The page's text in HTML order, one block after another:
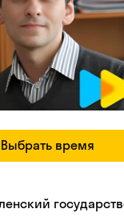
Выбрать время